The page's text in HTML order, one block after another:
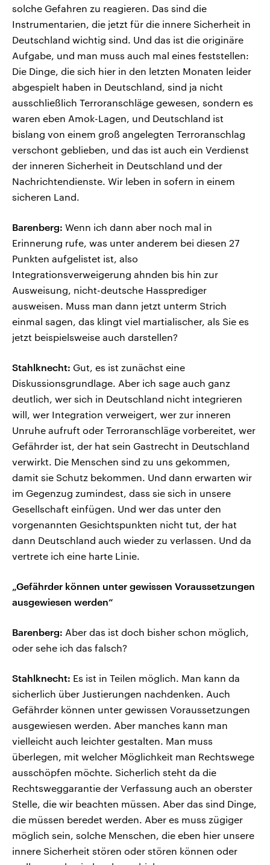
solche Gefahren zu reagieren. Das sind die
Instrumentarien, die jetzt für die innere Sicherheit in
Deutschland wichtig sind. Und das ist die originäre
Aufgabe, und man muss auch mal eines feststellen:
Die Dinge, die sich hier in den letzten Monaten leider
abgespielt haben in Deutschland, sind ja nicht
ausschließlich Terroranschläge gewesen, sondern es
waren eben Amok-Lagen, und Deutschland ist
bislang von einem groß angelegten Terroranschlag
verschont geblieben, und das ist auch ein Verdienst
der inneren Sicherheit in Deutschland und der
Nachrichtendienste. Wir leben in sofern in einem
sicheren Land.
Barenberg: Wenn ich dann aber noch mal in
Erinnerung rufe, was unter anderem bei diesen 27
Punkten aufgelistet ist, also
Integrationsverweigerung ahnden bis hin zur
Ausweisung, nicht-deutsche Hassprediger
ausweisen. Muss man dann jetzt unterm Strich
einmal sagen, das klingt viel martialischer, als Sie es
jetzt beispielsweise auch darstellen?
Stahlknecht: Gut, es ist zunächst eine
Diskussionsgrundlage. Aber ich sage auch ganz
deutlich, wer sich in Deutschland nicht integrieren
will, wer Integration verweigert, wer zur inneren
Unruhe aufruft oder Terroranschläge vorbereitet, wer
Gefährder ist, der hat sein Gastrecht in Deutschland
verwirkt. Die Menschen sind zu uns gekommen,
damit sie Schutz bekommen. Und dann erwarten wir
im Gegenzug zumindest, dass sie sich in unsere
Gesellschaft einfügen. Und wer das unter den
vorgenannten Gesichtspunkten nicht tut, der hat
dann Deutschland auch wieder zu verlassen. Und da
vertrete ich eine harte Linie.
„Gefährder können unter gewissen Voraussetzungen
ausgewiesen werden“
Barenberg: Aber das ist doch bisher schon möglich,
oder sehe ich das falsch?
Stahlknecht: Es ist in Teilen möglich. Man kann da
sicherlich über Justierungen nachdenken. Auch
Gefährder können unter gewissen Voraussetzungen
ausgewiesen werden. Aber manches kann man
vielleicht auch leichter gestalten. Man muss
überlegen, mit welcher Möglichkeit man Rechtswege
ausschöpfen möchte. Sicherlich steht da die
Rechtsweggarantie der Verfassung auch an oberster
Stelle, die wir beachten müssen. Aber das sind Dinge,
die müssen beredet werden. Aber es muss zügiger
möglich sein, solche Menschen, die eben hier unsere
innere Sicherheit stören oder stören können oder